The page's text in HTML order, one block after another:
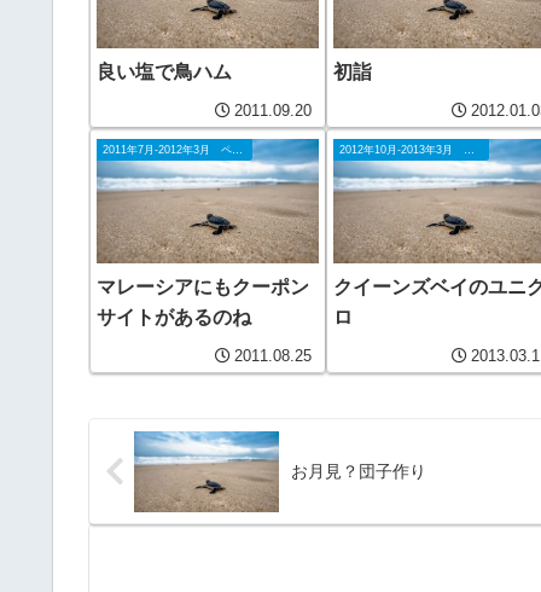
良い塩で鳥ハム
2011.09.20
初詣
マレーシアにもクーポン
サイトがあるのね
2011.08.25
クイーンズベイのユニ
ロ
お月見？団子作り